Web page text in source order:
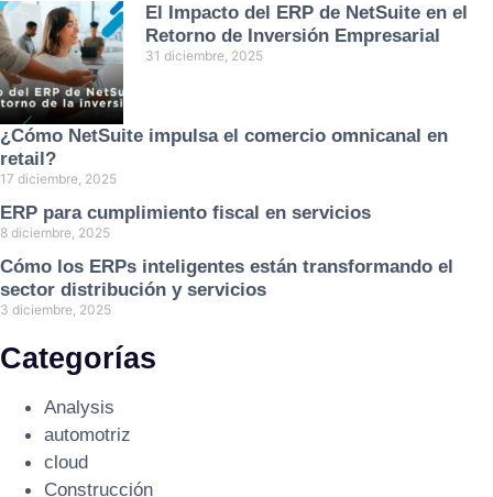
El Impacto del ERP de NetSuite en el
Retorno de Inversión Empresarial
31 diciembre, 2025
¿Cómo NetSuite impulsa el comercio omnicanal en
retail?
17 diciembre, 2025
ERP para cumplimiento fiscal en servicios
8 diciembre, 2025
Cómo los ERPs inteligentes están transformando el
sector distribución y servicios
3 diciembre, 2025
Categorías
Analysis
automotriz
cloud
Construcción